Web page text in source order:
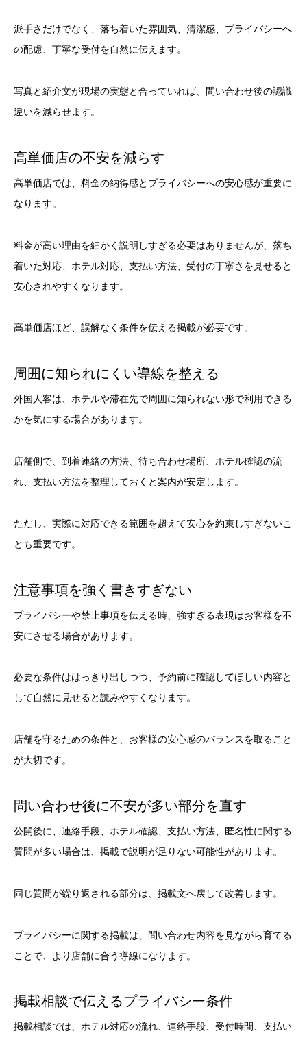
派手さだけでなく、落ち着いた雰囲気、清潔感、プライバシーへ
の配慮、丁寧な受付を自然に伝えます。
写真と紹介文が現場の実態と合っていれば、問い合わせ後の認識
違いを減らせます。
高単価店の不安を減らす
高単価店では、料金の納得感とプライバシーへの安心感が重要に
なります。
料金が高い理由を細かく説明しすぎる必要はありませんが、落ち
着いた対応、ホテル対応、支払い方法、受付の丁寧さを見せると
安心されやすくなります。
高単価店ほど、誤解なく条件を伝える掲載が必要です。
周囲に知られにくい導線を整える
外国人客は、ホテルや滞在先で周囲に知られない形で利用できる
かを気にする場合があります。
店舗側で、到着連絡の方法、待ち合わせ場所、ホテル確認の流
れ、支払い方法を整理しておくと案内が安定します。
ただし、実際に対応できる範囲を超えて安心を約束しすぎないこ
とも重要です。
注意事項を強く書きすぎない
プライバシーや禁止事項を伝える時、強すぎる表現はお客様を不
安にさせる場合があります。
必要な条件ははっきり出しつつ、予約前に確認してほしい内容と
して自然に見せると読みやすくなります。
店舗を守るための条件と、お客様の安心感のバランスを取ること
が大切です。
問い合わせ後に不安が多い部分を直す
公開後に、連絡手段、ホテル確認、支払い方法、匿名性に関する
質問が多い場合は、掲載で説明が足りない可能性があります。
同じ質問が繰り返される部分は、掲載文へ戻して改善します。
プライバシーに関する掲載は、問い合わせ内容を見ながら育てる
ことで、より店舗に合う導線になります。
掲載相談で伝えるプライバシー条件
掲載相談では、ホテル対応の流れ、連絡手段、受付時間、支払い